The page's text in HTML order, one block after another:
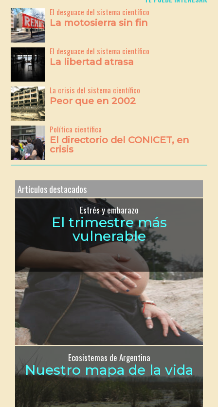
El desguace del sistema científico
La motosierra sin fin
El desguace del sistema científico
La libertad atrasa
La crisis del sistema científico
Peor que en 2002
Política científica
El directorio del CONICET, en
crisis
Artículos destacados
Estrés y embarazo
El trimestre más
vulnerable
Ecosistemas de Argentina
Nuestro mapa de la vida